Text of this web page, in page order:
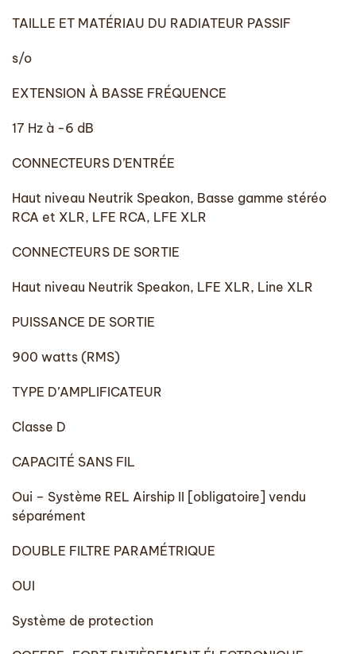
TAILLE ET MATÉRIAU DU RADIATEUR PASSIF
s/o
EXTENSION À BASSE FRÉQUENCE
17 Hz à -6 dB
CONNECTEURS D’ENTRÉE
Haut niveau Neutrik Speakon, Basse gamme stéréo
RCA et XLR, LFE RCA, LFE XLR
CONNECTEURS DE SORTIE
Haut niveau Neutrik Speakon, LFE XLR, Line XLR
PUISSANCE DE SORTIE
900 watts (RMS)
TYPE D’AMPLIFICATEUR
Classe D
CAPACITÉ SANS FIL
Oui – Système REL Airship II [obligatoire] vendu
séparément
DOUBLE FILTRE PARAMÉTRIQUE
OUI
Système de protection